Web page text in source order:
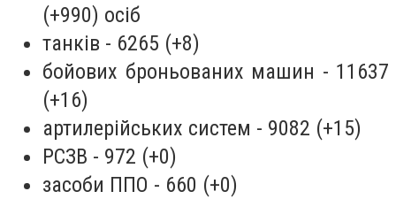
(+990) осіб
танків - 6265 (+8)
бойових броньованих машин - 11637
(+16)
артилерійських систем - 9082 (+15)
РСЗВ - 972 (+0)
засоби ППО - 660 (+0)